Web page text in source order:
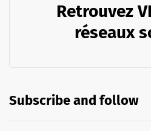
Retrouvez
réseaux
Subscribe and follow